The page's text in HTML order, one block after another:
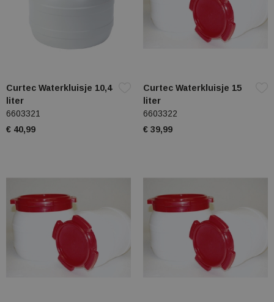
Curtec Waterkluisje 10,4
liter
6603321
€ 40,99
Curtec Waterkluisje 15
liter
6603322
€ 39,99